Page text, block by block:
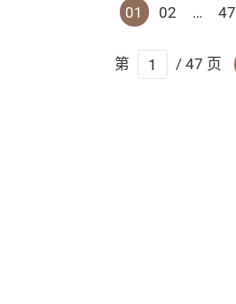
01 02 … 47
第 / 47 页